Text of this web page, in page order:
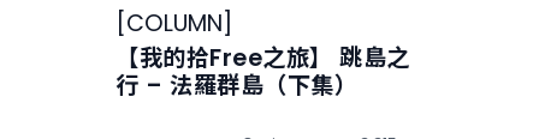
COLUMN
【我的拾Free之旅】 跳島之
行 – 法羅群島（下集）